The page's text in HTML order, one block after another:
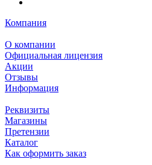
Компания
О компании
Официальная лицензия
Акции
Отзывы
Информация
Реквизиты
Магазины
Претензии
Каталог
Как оформить заказ